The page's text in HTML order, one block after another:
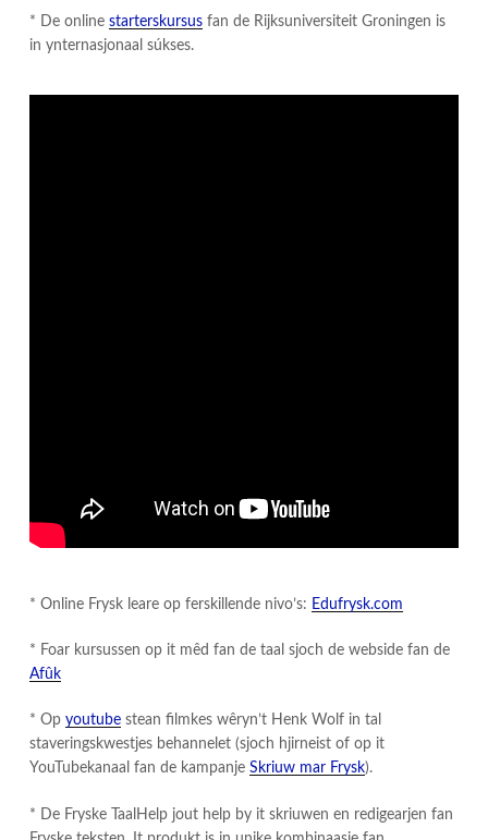
​* De online starterskursus fan de Rijksuniversiteit Groningen is
in ynternasjonaal súkses.
* Online Frysk leare op ferskillende nivo’s: Edufrysk.com
* Foar kursussen op it mêd fan de taal sjoch de webside fan de
Afûk
* Op youtube stean filmkes wêryn’t Henk Wolf in tal
staveringskwestjes behannelet (sjoch hjirneist of op it
YouTubekanaal fan de kampanje Skriuw mar Frysk).
​* De Fryske TaalHelp jout help by it skriuwen en redigearjen fan